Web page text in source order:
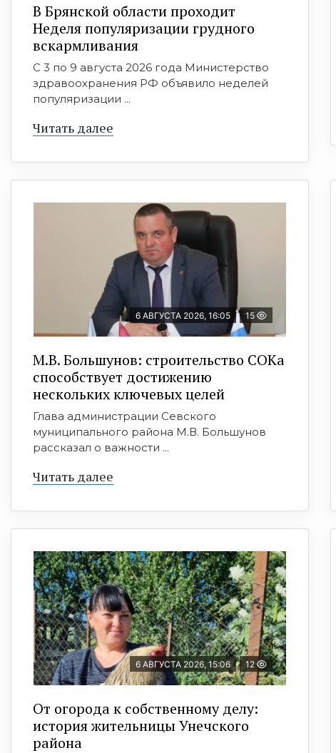
В Брянской области проходит
Неделя популяризации грудного
вскармливания
С 3 по 9 августа 2026 года Министерство
здравоохранения РФ объявило неделей
популяризации ...
Читать далее
6 АВГУСТА 2026, 16:05 15
М.В. Большунов: строительство СОКа
способствует достижению
нескольких ключевых целей
Глава администрации Севского
муниципального района М.В. Большунов
рассказал о важности ...
Читать далее
6 АВГУСТА 2026, 15:06 12
От огорода к собственному делу:
история жительницы Унечского
района